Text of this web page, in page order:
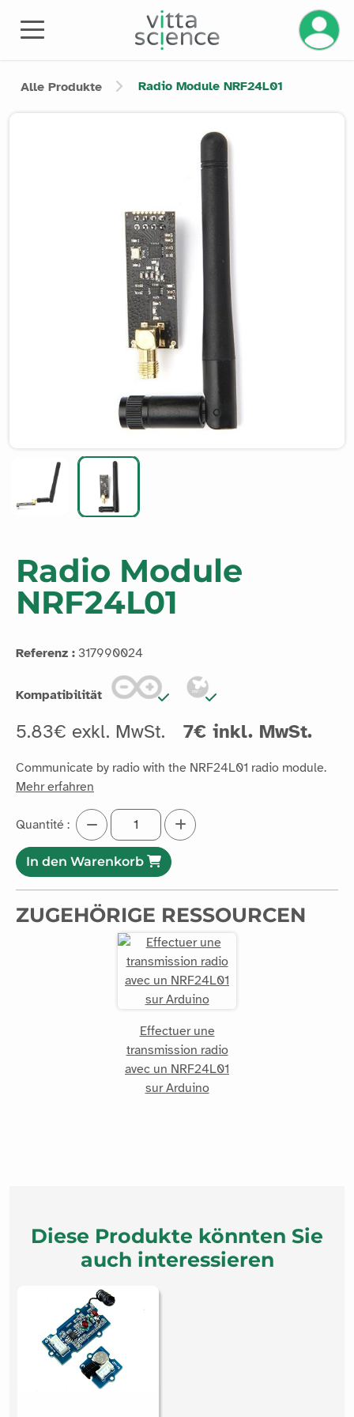
Ihr
Alle Produkte Radio Module NRF24L01
Radio Module
NRF24L01
Referenz : 317990024
Kompatibilität
5.83€ exkl. MwSt. 7€ inkl. MwSt.
Communicate by radio with the NRF24L01 radio module.
Mehr erfahren
Quantité :
In den Warenkorb
ZUGEHÖRIGE RESSOURCEN
Effectuer une
transmission radio
avec un NRF24L01
sur Arduino
Diese Produkte könnten Sie
auch interessieren